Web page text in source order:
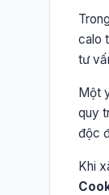
calo
tư
Một
quy
độc
Khi